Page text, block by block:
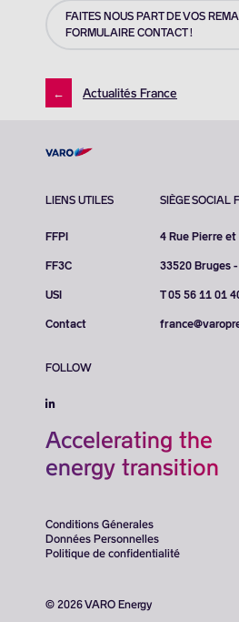
FAITES NOUS PART DE VOS
FORMULAIRE CONTACT !
← Actualités France
LIENS UTILES
FFPI
FF3C
USI
Contact
SIÈGE SOCIAL
4 Rue Pierre
33520 Bruges
T 05 56 11 01
FOLLOW
Accelerating the
energy transition
© 2026 VARO Energy
Conditions Génerales
Données Personnelles
Politique de confidentialité